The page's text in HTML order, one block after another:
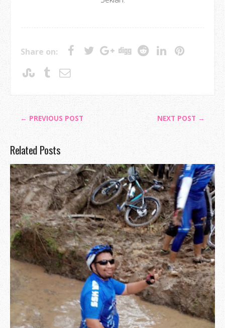
Share on:
← PREVIOUS POST NEXT POST →
Related Posts